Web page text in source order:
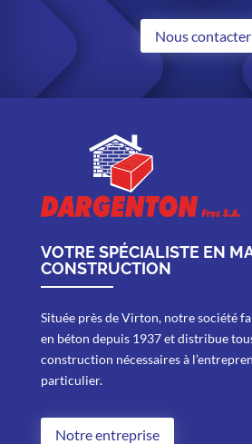
Nous contacter
VOTRE SPÉCIALISTE EN
CONSTRUCTION
Située près de Virton, notre société
en béton depuis 1937 et distribue
construction nécessaires à
particulier.
Notre entreprise